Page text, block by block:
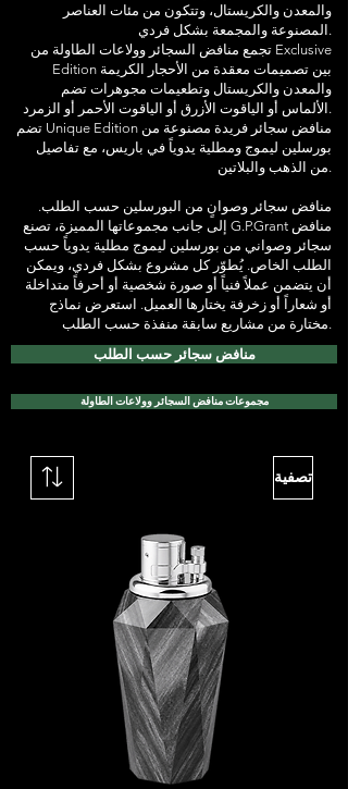
والمعدن والكريستال، وتتكون من مئات العناصر
المصنوعة والمجمعة بشكل فردي.
تجمع منافض السجائر وولاعات الطاولة من Exclusive
Edition بين تصميمات معقدة من الأحجار الكريمة
والمعدن والكريستال وتطعيمات مجوهرات تضم
الألماس أو الياقوت الأزرق أو الياقوت الأحمر أو الزمرد.
تضم Unique Edition منافض سجائر فريدة مصنوعة من
بورسلين ليموج ومطلية يدوياً في باريس، مع تفاصيل
من الذهب والبلاتين.
منافض سجائر وصوانٍ من البورسلين حسب الطلب.
إلى جانب مجموعاتها المميزة، تصنع G.P.Grant منافض
سجائر وصواني من بورسلين ليموج مطلية يدوياً حسب
الطلب الخاص. يُطوّر كل مشروع بشكل فردي، ويمكن
أن يتضمن عملاً فنياً أو صورة شخصية أو أحرفاً متداخلة
أو شعاراً أو زخرفة يختارها العميل. استعرض نماذج
مختارة من مشاريع سابقة منفذة حسب الطلب.
منافض سجائر حسب الطلب
مجموعات منافض السجائر وولاعات الطاولة
تصفية